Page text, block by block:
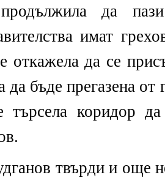
да пази
имат
откажела да се
да бъде прегазена от
търсела коридор
твърди и още